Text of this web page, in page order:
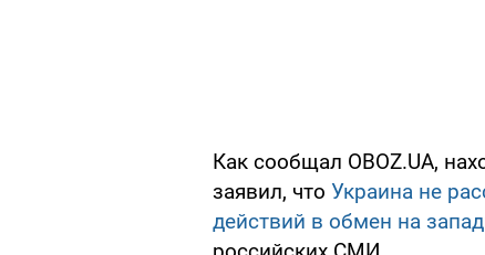
Как сообщал OBOZ.UA,
заявил, что Украина не
действий в обмен на